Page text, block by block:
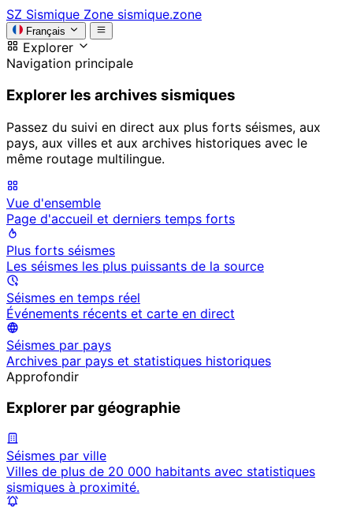
SZ Sismique Zone sismique.zone
Français
Explorer
Navigation principale
Explorer les archives sismiques
Passez du suivi en direct aux plus forts séismes, aux
pays, aux villes et aux archives historiques avec le
même routage multilingue.
Vue d'ensemble
Page d'accueil et derniers temps forts
Plus forts séismes
Les séismes les plus puissants de la source
Séismes en temps réel
Événements récents et carte en direct
Séismes par pays
Archives par pays et statistiques historiques
Approfondir
Explorer par géographie
Séismes par ville
Villes de plus de 20 000 habitants avec statistiques
sismiques à proximité.